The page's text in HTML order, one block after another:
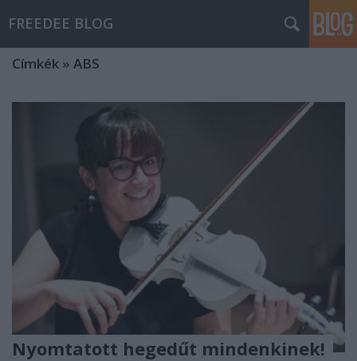
FREEDEE BLOG
Címkék » ABS
Nyomtatott hegedűt mindenkinek!